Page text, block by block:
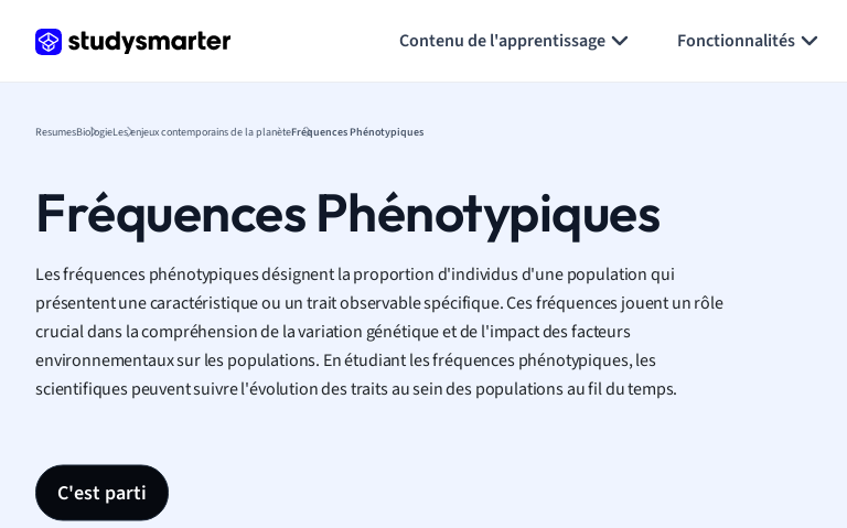
Contenu de l'apprentissage Fonctionnalités
ResumesBiologieLes enjeux contemporains de la planèteFréquences Phénotypiques
Fréquences Phénotypiques
Les fréquences phénotypiques désignent la proportion d'individus d'une population qui
présentent une caractéristique ou un trait observable spécifique. Ces fréquences jouent un rôle
crucial dans la compréhension de la variation génétique et de l'impact des facteurs
environnementaux sur les populations. En étudiant les fréquences phénotypiques, les
scientifiques peuvent suivre l'évolution des traits au sein des populations au fil du temps.
C'est parti